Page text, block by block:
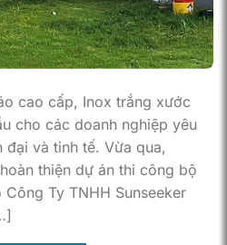
cao cấp, Inox trắng xước
cho các doanh nghiệp yêu
và tinh tế. Vừa qua,
thiện dự án thi công bộ
Ty TNHH Sunseeker